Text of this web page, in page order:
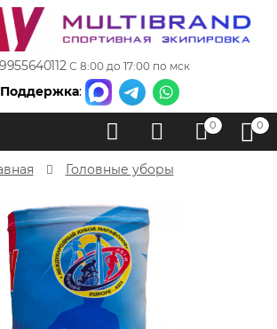
С 8:00 до 17:00 по мск
Поддержка:
0 0
Головные уборы